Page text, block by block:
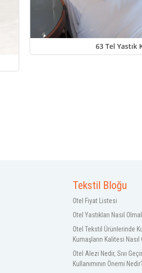
63 Tel Yastık
Tekstil Bloğu
Otel Fiyat Listesi
Otel Yastıkları Nasıl
Otel Tekstil Ürünlerinde
Kumaşların Kalitesi Nasıl
Otel Alezi Nedir, Sıvı
Kullanımının Önemi